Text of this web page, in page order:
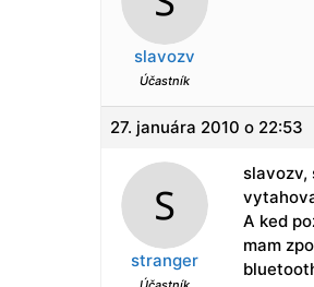
slavozv
Účastník
27. januára 2010 o 22:53
stranger
slavozv,
A ked
mam